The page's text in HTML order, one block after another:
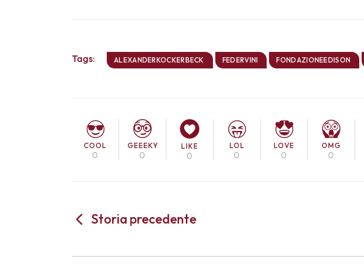
Tags: ALEXANDERKOCKERBECK FEDERVINI FONDAZIONEEDISON
COOL
0
GEEEKY
0
LIKE
0
LOL
0
LOVE
0
OMG
0
Storia precedente